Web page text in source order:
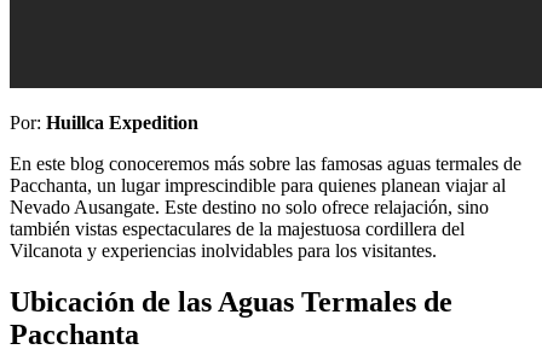
Por: Huillca Expedition
En este blog conoceremos más sobre las famosas aguas termales de
Pacchanta, un lugar imprescindible para quienes planean viajar al
Nevado Ausangate. Este destino no solo ofrece relajación, sino
también vistas espectaculares de la majestuosa cordillera del
Vilcanota y experiencias inolvidables para los visitantes.
Ubicación de las Aguas Termales de
Pacchanta